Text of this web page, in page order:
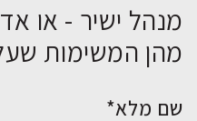
מנהל ישיר - או
מהן המשימות
שם מלא*